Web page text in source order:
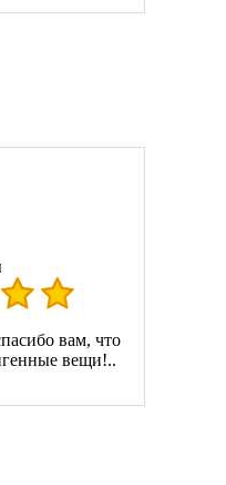
вам, что
вещи!..